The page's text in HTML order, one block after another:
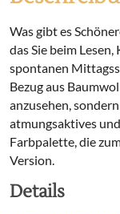
Was gibt es
das Sie beim
spontanen
Bezug aus
anzusehen,
atmungsaktives
Farbpalette, die
Version.
Details